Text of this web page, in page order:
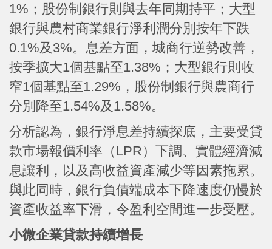
1%；股份制銀行則與去年同期持平；大型
銀行與農村商業銀行淨利潤分別按年下跌
0.1%及3%。息差方面，城商行逆勢改善，
按季擴大1個基點至1.38%；大型銀行則收
窄1個基點至1.29%，股份制銀行與農商行
分別降至1.54%及1.58%。
分析認為，銀行淨息差持續探底，主要受貸
款市場報價利率（LPR）下調、實體經濟減
息讓利，以及高收益資產減少等因素拖累。
與此同時，銀行負債端成本下降速度仍慢於
資產收益率下滑，令盈利空間進一步受壓。
小微企業貸款持續增長